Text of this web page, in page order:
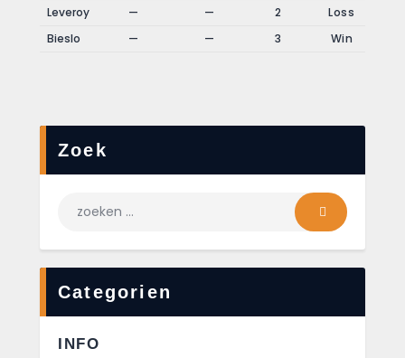
Leveroy
— — 2
Loss
Bieslo
— — 3 Win
Zoek
Categorien
INFO